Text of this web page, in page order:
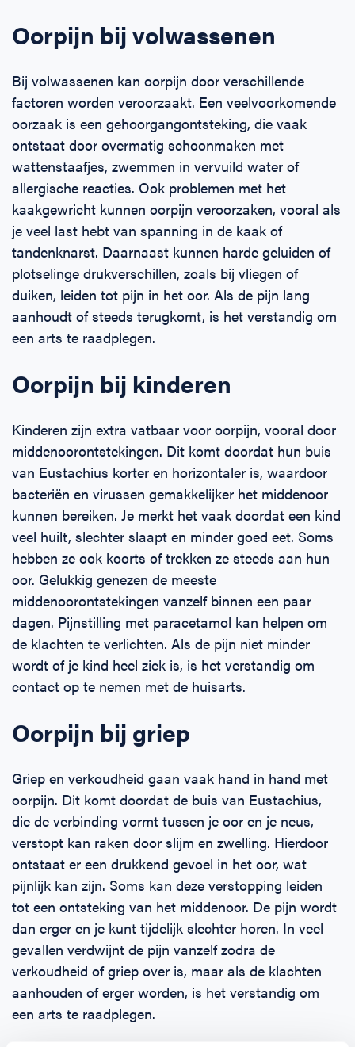
Oorpijn bij volwassenen
Bij volwassenen kan oorpijn door verschillende
factoren worden veroorzaakt. Een veelvoorkomende
oorzaak is een gehoorgangontsteking, die vaak
ontstaat door overmatig schoonmaken met
wattenstaafjes, zwemmen in vervuild water of
allergische reacties. Ook problemen met het
kaakgewricht kunnen oorpijn veroorzaken, vooral als
je veel last hebt van spanning in de kaak of
tandenknarst. Daarnaast kunnen harde geluiden of
plotselinge drukverschillen, zoals bij vliegen of
duiken, leiden tot pijn in het oor. Als de pijn lang
aanhoudt of steeds terugkomt, is het verstandig om
een arts te raadplegen.
Oorpijn bij kinderen
Kinderen zijn extra vatbaar voor oorpijn, vooral door
middenoorontstekingen. Dit komt doordat hun buis
van Eustachius korter en horizontaler is, waardoor
bacteriën en virussen gemakkelijker het middenoor
kunnen bereiken. Je merkt het vaak doordat een kind
veel huilt, slechter slaapt en minder goed eet. Soms
hebben ze ook koorts of trekken ze steeds aan hun
oor. Gelukkig genezen de meeste
middenoorontstekingen vanzelf binnen een paar
dagen. Pijnstilling met paracetamol kan helpen om
de klachten te verlichten. Als de pijn niet minder
wordt of je kind heel ziek is, is het verstandig om
contact op te nemen met de huisarts.
Oorpijn bij griep
Griep en verkoudheid gaan vaak hand in hand met
oorpijn. Dit komt doordat de buis van Eustachius,
die de verbinding vormt tussen je oor en je neus,
verstopt kan raken door slijm en zwelling. Hierdoor
ontstaat er een drukkend gevoel in het oor, wat
pijnlijk kan zijn. Soms kan deze verstopping leiden
tot een ontsteking van het middenoor. De pijn wordt
dan erger en je kunt tijdelijk slechter horen. In veel
gevallen verdwijnt de pijn vanzelf zodra de
verkoudheid of griep over is, maar als de klachten
aanhouden of erger worden, is het verstandig om
een arts te raadplegen.